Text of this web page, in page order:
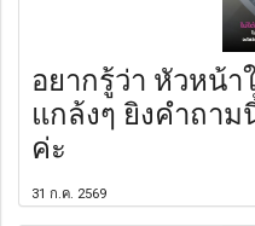
อยากรู้ว่า หัวหน้
แกล้งๆ ยิงคำถา
ค่ะ
31 ก.ค. 2569